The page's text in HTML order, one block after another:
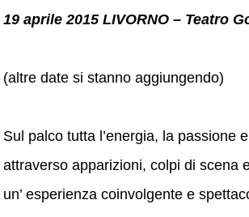
19 aprile 2015 LIVORNO – Teatro
(altre date si stanno aggiungendo)
Sul palco tutta l’energia, la passione
attraverso apparizioni, colpi di scena
un’ esperienza coinvolgente e